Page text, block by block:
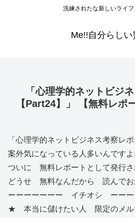
洗練されたな新しいライ
Me!!自分らしい
「心理学的ネットビジネ
【Part24】」 【無料レポ
「心理学的ネットビジネス考察レ
案外気になっている人多いんです
ついに 無料レポートとして発行さ
どうせ 無料なんだから 読んでお
ーーーーーーー イチオシ ーーー
★ 本当に儲けたい人 限定のメル